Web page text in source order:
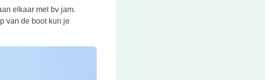
elkaar met bv jam.
van de boot kun je